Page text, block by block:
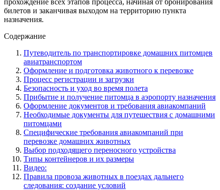
билетов и заканчивая выходом на территорию пункта
назначения.
Содержание
Путеводитель по транспортировке домашних питомцев
авиатранспортом
Оформление и подготовка животного к перевозке
Процесс регистрации и загрузки
Безопасность и уход во время полета
Прибытие и получение питомца в аэропорту назначения
Оформление документов и требования авиакомпаний
Необходимые документы для путешествия с домашними
питомцами
Специфические требования авиакомпаний при
перевозке домашних животных
Выбор подходящего переносного устройства
Типы контейнеров и их размеры
Видео:
Правила провоза животных в поездах дальнего
следования: создание условий